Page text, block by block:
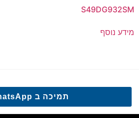
S49DG932SM
מידע נוסף
תמיכה ב WhatsApp